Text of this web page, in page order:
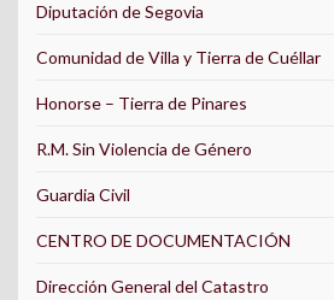
Diputación de Segovia
Comunidad de Villa y Tierra de Cuéllar
Honorse – Tierra de Pinares
R.M. Sin Violencia de Género
Guardia Civil
CENTRO DE DOCUMENTACIÓN
Dirección General del Catastro